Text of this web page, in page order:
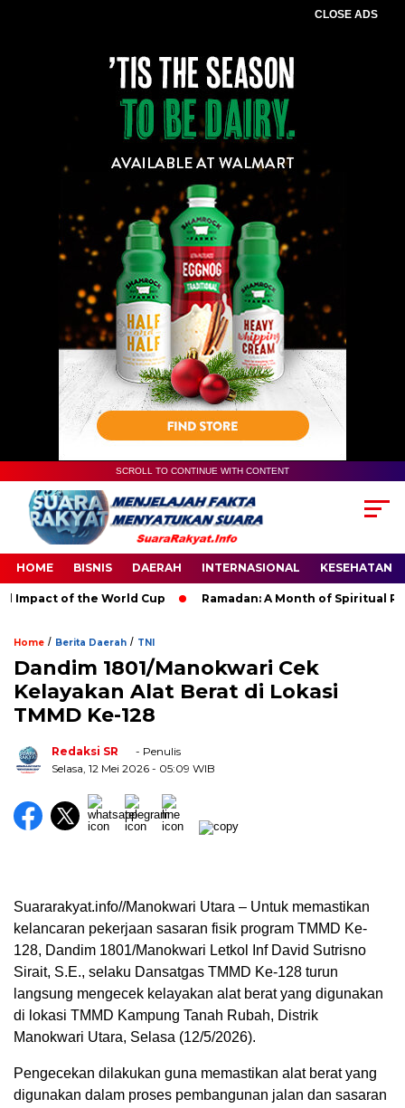
CLOSE ADS
SCROLL TO CONTINUE WITH CONTENT
HOME BISNIS DAERAH INTERNASIONAL KESEHATAN
of the World Cup Ramadan: A Month of Spiritual
Home / Berita Daerah / TNI
Dandim 1801/Manokwari Cek
Kelayakan Alat Berat di Lokasi
TMMD Ke-128
Redaksi SR
- Penulis
Selasa, 12 Mei 2026 - 05:09 WIB
Suararakyat.info//Manokwari Utara – Untuk memastikan
kelancaran pekerjaan sasaran fisik program TMMD Ke-
128, Dandim 1801/Manokwari Letkol Inf David Sutrisno
Sirait, S.E., selaku Dansatgas TMMD Ke-128 turun
langsung mengecek kelayakan alat berat yang digunakan
di lokasi TMMD Kampung Tanah Rubah, Distrik
Manokwari Utara, Selasa (12/5/2026).
Pengecekan dilakukan guna memastikan alat berat yang
digunakan dalam proses pembangunan jalan dan sasaran